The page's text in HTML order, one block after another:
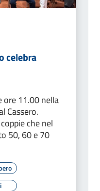
celebra
ore 11.00 nella
Cassero.
che nel
50, 60 e 70